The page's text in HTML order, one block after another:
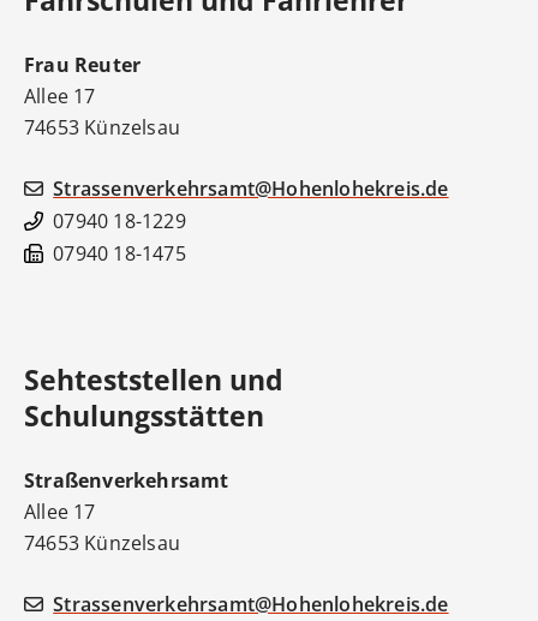
Frau Reuter
Allee 17
74653 Künzelsau
Strassenverkehrsamt@Hohenlohekreis.de
07940 18-1229
07940 18-1475
Sehteststellen und
Schulungsstätten
Straßenverkehrsamt
Allee 17
74653 Künzelsau
Strassenverkehrsamt@Hohenlohekreis.de